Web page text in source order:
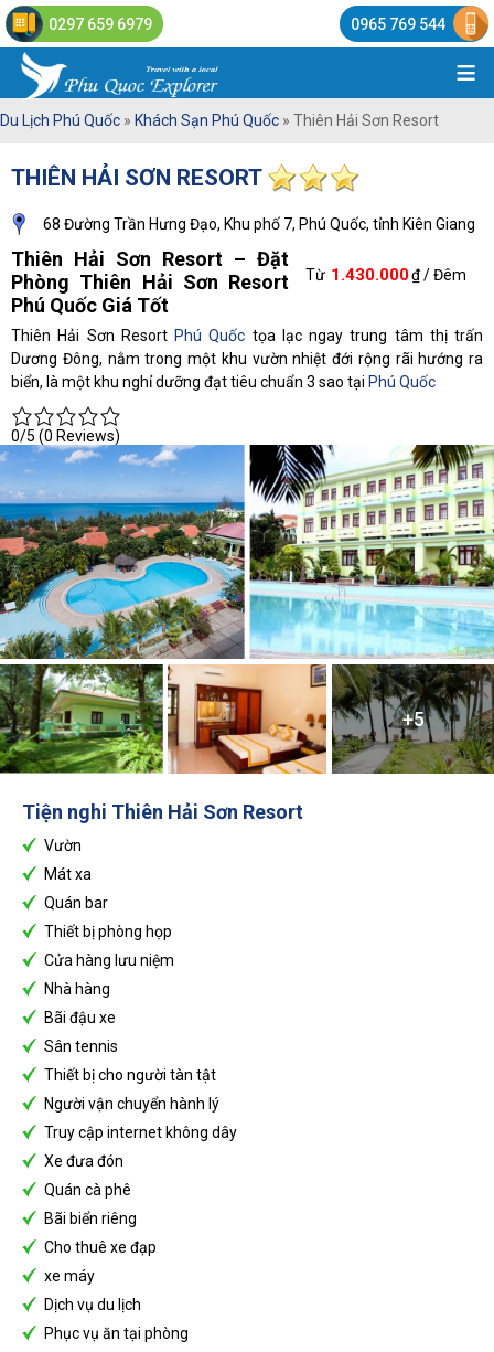
0297 659 6979 0965 769 544
≡
Du Lịch Phú Quốc » Khách Sạn Phú Quốc » Thiên Hải Sơn Resort
THIÊN HẢI SƠN RESORT
68 Đường Trần Hưng Đạo, Khu phố 7, Phú Quốc, tỉnh Kiên Giang
Từ 1.430.000₫ / Đêm
Thiên Hải Sơn Resort – Đặt
Phòng Thiên Hải Sơn Resort
Phú Quốc Giá Tốt
Thiên Hải Sơn Resort Phú Quốc tọa lạc ngay trung tâm thị trấn
Dương Đông, nằm trong một khu vườn nhiệt đới rộng rãi hướng ra
biển, là một khu nghỉ dưỡng đạt tiêu chuẩn 3 sao tại Phú Quốc
0/5 (0 Reviews)
+5
Tiện nghi Thiên Hải Sơn Resort
Vườn
Mát xa
Quán bar
Thiết bị phòng họp
Cửa hàng lưu niệm
Nhà hàng
Bãi đậu xe
Sân tennis
Thiết bị cho người tàn tật
Người vận chuyển hành lý
Truy cập internet không dây
Xe đưa đón
Quán cà phê
Bãi biển riêng
Cho thuê xe đạp
xe máy
Dịch vụ du lịch
Phục vụ ăn tại phòng